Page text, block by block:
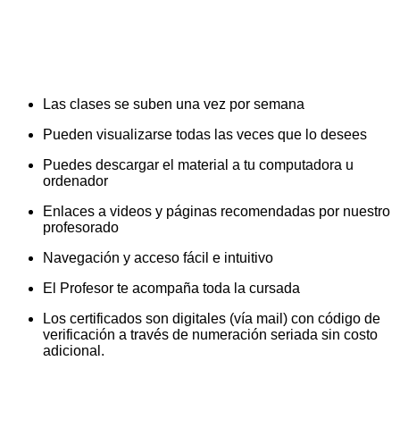
Las clases se suben una vez por semana
Pueden visualizarse todas las veces que lo desees
Puedes descargar el material a tu computadora u
ordenador
Enlaces a videos y páginas recomendadas por nuestro
profesorado
Navegación y acceso fácil e intuitivo
El Profesor te acompaña toda la cursada
Los certificados son digitales (vía mail) con código de
verificación a través de numeración seriada sin costo
adicional.